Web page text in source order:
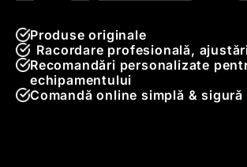
Produse originale
Racordare profesională,
Recomandări personalizate
echipamentului
Comandă online simplă & sigură